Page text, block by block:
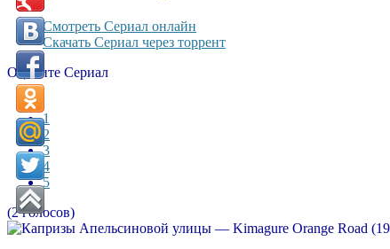
Смотреть Сериал онлайн
Скачать Сериал через торрент
Оцените Сериал
1
2
3
4
5
(2 голосов)